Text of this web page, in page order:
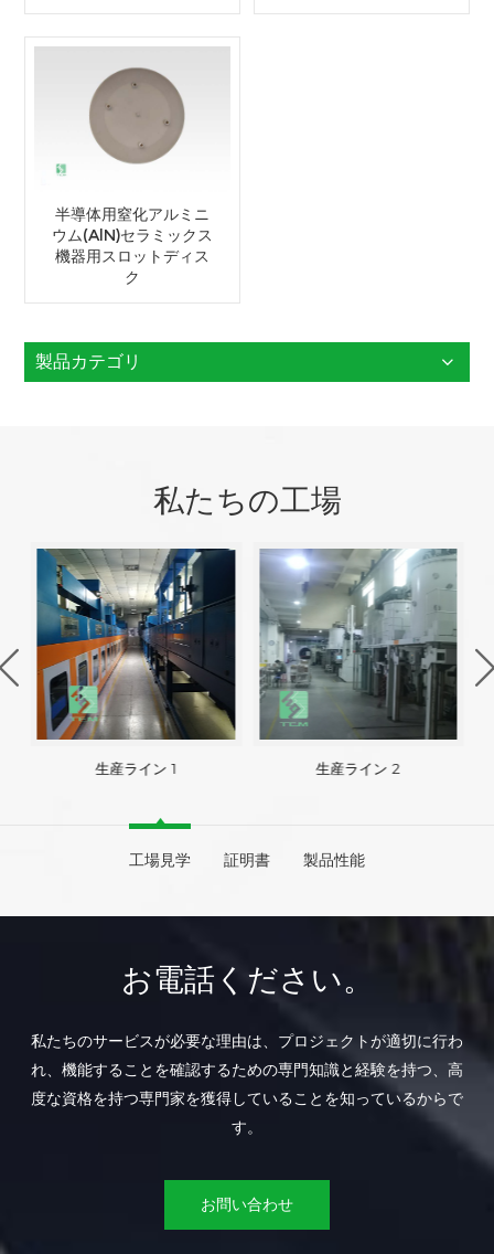
半導体用窒化アルミニ
ウム(AlN)セラミックス
機器用スロットディス
ク
製品カテゴリ
私たちの工場
生産ライン 1 生産ライン 2
工場見学 証明書 製品性能
お電話ください。
私たちのサービスが必要な理由は、プロジェクトが適切に行わ
れ、機能することを確認するための専門知識と経験を持つ、高
度な資格を持つ専門家を獲得していることを知っているからで
す。
お問い合わせ